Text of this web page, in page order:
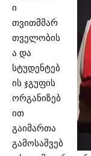
ი
თვითმმარ
თველობის
ა და
სტუდენტებ
ის ჯგუფის
ორგანიზებ
ით
გაიმართა
გამოსაშვებ